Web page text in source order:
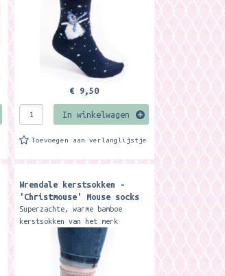
€ 9,50
In winkelwagen
Toevoegen aan verlanglijstje
Wrendale kerstsokken -
'Christmouse' Mouse socks
Superzachte, warme bamboe
kerstsokken van het merk
Wrendale Designs. De sokken
zijn gemaakt van 100% Oeko-Tex
bamboe. Het materiaal is zacht,